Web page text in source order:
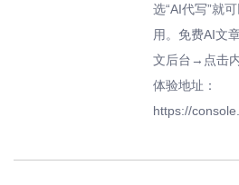
选“AI代写”就
用。免费AI文
文后台→点击
体验地址：
https://